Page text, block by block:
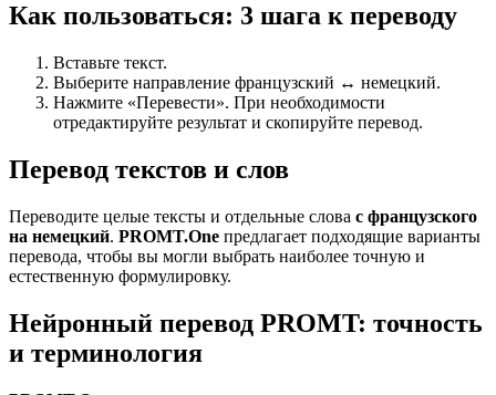
Как пользоваться: 3 шага к переводу
Вставьте текст.
Выберите направление французский ↔ немецкий.
Нажмите «Перевести». При необходимости
отредактируйте результат и скопируйте перевод.
Перевод текстов и слов
Переводите целые тексты и отдельные слова с французского
на немецкий. PROMT.One предлагает подходящие варианты
перевода, чтобы вы могли выбрать наиболее точную и
естественную формулировку.
Нейронный перевод PROMT: точность
и терминология